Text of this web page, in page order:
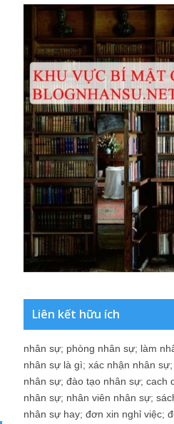
Liên kết hữu ích
nhân sự; phòng nhân sự; làm
nhân sự là gì; xác nhận nhân sự;
nhân sự; đào tạo nhân sự; cach
nhân sự; nhân viên nhân sự;
nhân sự hay; đơn xin nghỉ việc;